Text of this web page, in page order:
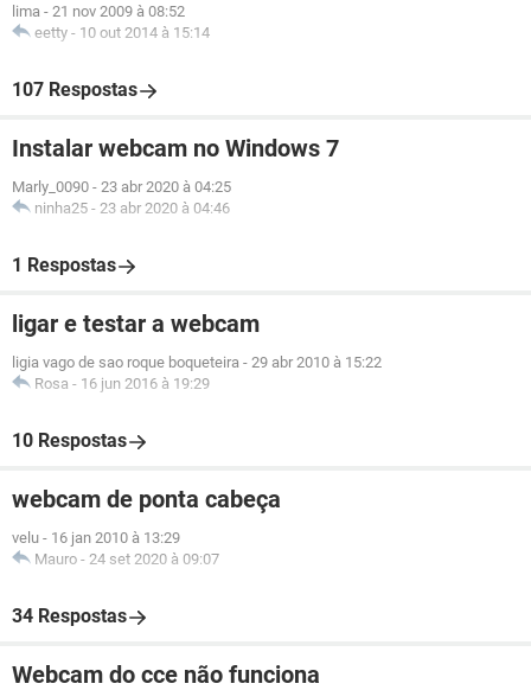
lima - 21 nov 2009 à 08:52
eetty - 10 out 2014 à 15:14
107 Respostas
Instalar webcam no Windows 7
Marly_0090 - 23 abr 2020 à 04:25
ninha25 - 23 abr 2020 à 04:46
1 Respostas
ligar e testar a webcam
ligia vago de sao roque boqueteira - 29 abr 2010 à 15:22
Rosa - 16 jun 2016 à 19:29
10 Respostas
webcam de ponta cabeça
velu - 16 jan 2010 à 13:29
Mauro - 24 set 2020 à 09:07
34 Respostas
Webcam do cce não funciona